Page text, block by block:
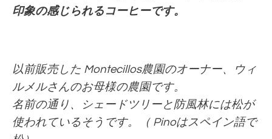
印象の感じられるコーヒーです。
以前販売した Montecillos農園のオーナー、ウィ
ルメルさんのお母様の農園です。
名前の通り、シェードツリーと防風林には松が
使われているそうです。（ Pinoはスペイン語で